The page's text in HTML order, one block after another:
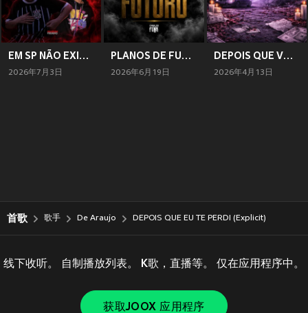
EM SP NÃO EXISTE AMOR BABY (Explicit)
2026年7月3日
PLANOS DE FUTURO (Explicit)
2026年6月19日
DEPOIS QUE VOCÊ PARTIU (Explicit)
2026年4月13日
首歌 歌手 De Araujo DEPOIS QUE EU TE PERDI (Explicit)
线下收听。 自制播放列表。 K歌，直播等。 仅在应用程序中。
获取JOOX 应用程序